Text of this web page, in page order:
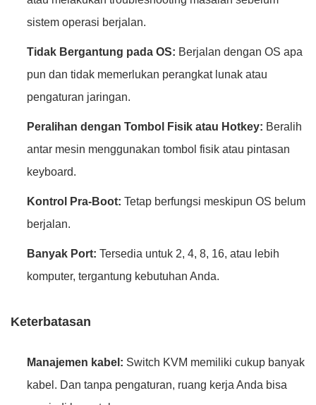
sistem operasi berjalan.
Tidak Bergantung pada OS: Berjalan dengan OS apa
pun dan tidak memerlukan perangkat lunak atau
pengaturan jaringan.
Peralihan dengan Tombol Fisik atau Hotkey: Beralih
antar mesin menggunakan tombol fisik atau pintasan
keyboard.
Kontrol Pra-Boot: Tetap berfungsi meskipun OS belum
berjalan.
Banyak Port: Tersedia untuk 2, 4, 8, 16, atau lebih
komputer, tergantung kebutuhan Anda.
Keterbatasan
Manajemen kabel: Switch KVM memiliki cukup banyak
kabel. Dan tanpa pengaturan, ruang kerja Anda bisa